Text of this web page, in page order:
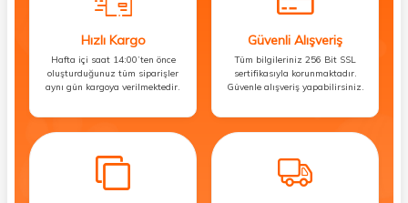
Hızlı Kargo
Hafta içi saat 14:00’ten önce
oluşturduğunuz tüm siparişler
aynı gün kargoya verilmektedir.
Güvenli Alışveriş
Tüm bilgileriniz 256 Bit SSL
sertifikasıyla korunmaktadır.
Güvenle alışveriş yapabilirsiniz.